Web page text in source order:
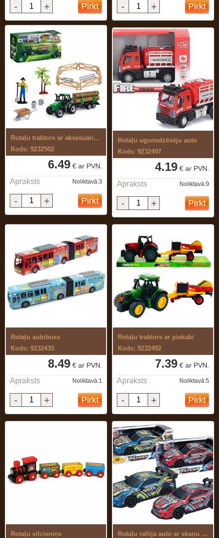
- + Pirkt - + Pirkt
Rotaļu traktors ar aksesuāriem
Kods: 9232502
6.49 € ar PVN.
Apraksts Noliktavā:3
- + Pirkt
Rotaļu ugunsdzēsēju auto
Kods: 9232497
4.19 € ar PVN.
Apraksts Noliktavā:9
- + Pirkt
Rotaļu autobuss
Kods: 9232435
8.49 € ar PVN.
Apraksts Noliktavā:1
- + Pirkt
Rotaļu traktors ar piekabi
Kods: 9232492
7.39 € ar PVN.
Apraksts Noliktavā:5
- + Pirkt
Rotaļu vilcieniņs
Rotaļu rallija auto ar skaņu un gaismu